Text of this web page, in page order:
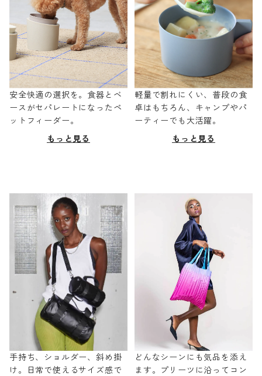
安全快適の選択を。食器とベ
ースがセパレートになったペ
ットフィーダー。
もっと見る
軽量で割れにくい、普段の食
卓はもちろん、キャンプやパ
ーティーでも大活躍。
もっと見る
手持ち、ショルダー、斜め掛
け。日常で使えるサイズ感で
どんなシーンにも気品を添え
ます。プリーツに沿ってコン